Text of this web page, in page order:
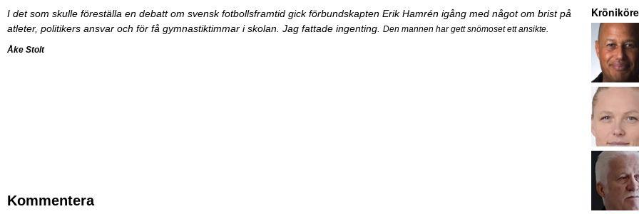
I det som skulle föreställa en debatt om svensk fotbollsframtid gick förbundskapten Erik Hamrén igång med något om brist på
atleter, politikers ansvar och för få gymnastiktimmar i skolan. Jag fattade ingenting. Den mannen har gett snömoset ett ansikte.
Åke Stolt
Kommentera